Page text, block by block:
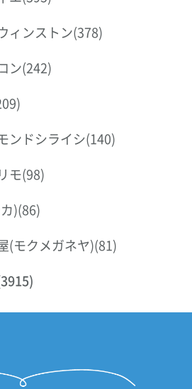
ィンストン(378)
ン(242)
ンドシライシ(140)
モ(98)
)(86)
(モクメガネヤ)(81)